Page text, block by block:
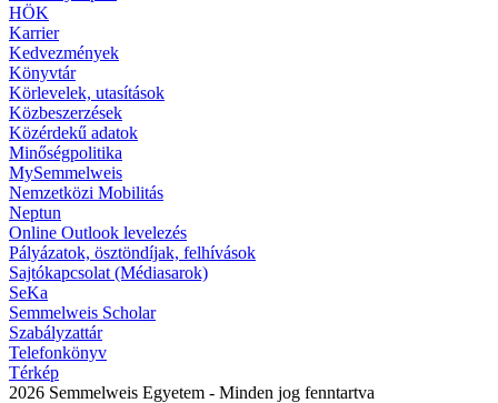
HÖK
Karrier
Kedvezmények
Könyvtár
Körlevelek, utasítások
Közbeszerzések
Közérdekű adatok
Minőségpolitika
MySemmelweis
Nemzetközi Mobilitás
Neptun
Online Outlook levelezés
Pályázatok, ösztöndíjak, felhívások
Sajtókapcsolat (Médiasarok)
SeKa
Semmelweis Scholar
Szabályzattár
Telefonkönyv
Térkép
2026 Semmelweis Egyetem - Minden jog fenntartva